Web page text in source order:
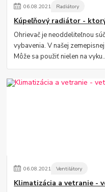
06.08.2021 Radiátory
Kúpeľňový radiátor -
Ohrievač je neoddeliteľnou
vybavenia. V našej
Môže sa použiť nielen na
06.08.2021 Ventilátory
Klimatizácia a vetranie -